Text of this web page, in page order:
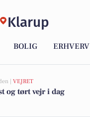
Klarup
BOLIG ERHVERV
| VEJRET
og tørt vejr i dag